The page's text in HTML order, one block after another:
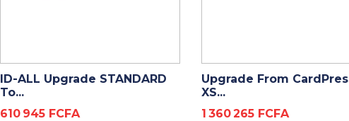
ADD TO CART
ID-ALL Upgrade STANDARD
To...
Prix
610 945 FCFA
ADD TO CART
Upgrade From
XS...
Prix
1 360 265 FCFA